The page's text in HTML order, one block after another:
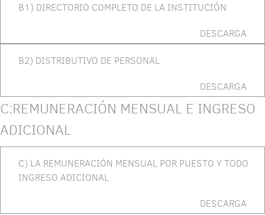
B1) DIRECTORIO COMPLETO DE LA INSTITUCIÓN
DESCARGA
B2) DISTRIBUTIVO DE PERSONAL
DESCARGA
C:REMUNERACIÓN MENSUAL E INGRESO
ADICIONAL
C) LA REMUNERACIÓN MENSUAL POR PUESTO Y TODO
INGRESO ADICIONAL
DESCARGA